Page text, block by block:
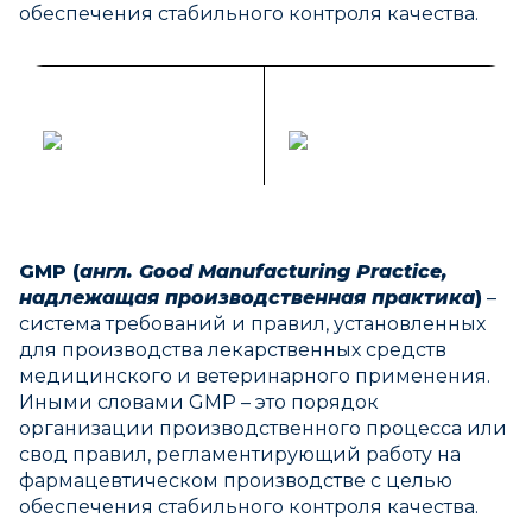
обеспечения стабильного контроля качества.
GMP (англ. Good Manufacturing Practice,
надлежащая производственная практика) –
система требований и правил, установленных
для производства лекарственных средств
медицинского и ветеринарного применения.
Иными словами GMP – это порядок
организации производственного процесса или
свод правил, регламентирующий работу на
фармацевтическом производстве с целью
обеспечения стабильного контроля качества.